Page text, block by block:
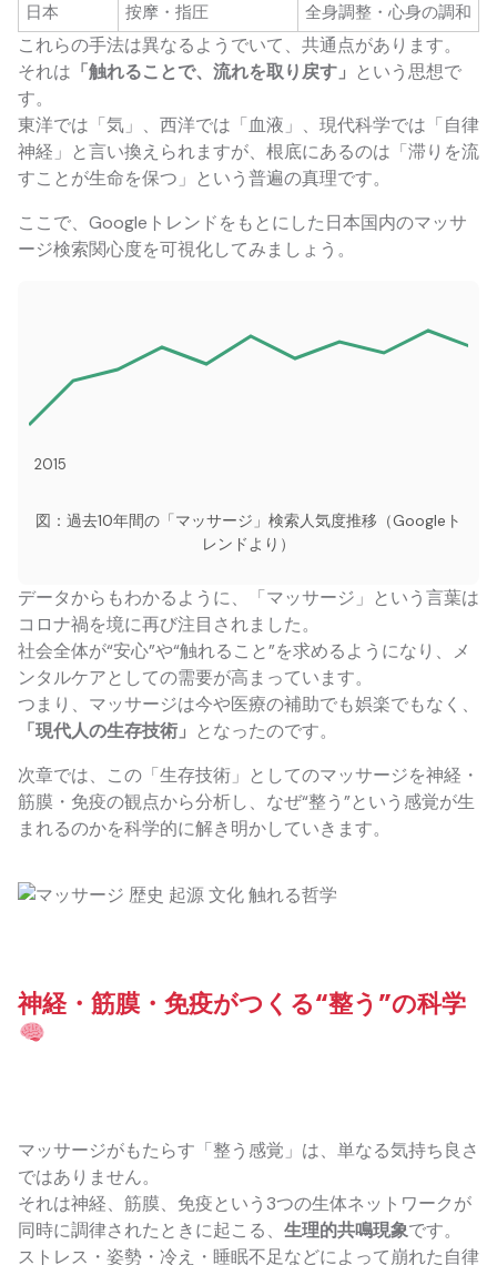
日本 按摩・指圧 全身調整・心身の調和
これらの手法は異なるようでいて、共通点があります。
それは 「触れることで、流れを取り戻す」 という思想で
す。
東洋では「気」、西洋では「血液」、現代科学では「自律
神経」と言い換えられますが、根底にあるのは「滞りを流
すことが生命を保つ」という普遍の真理です。
ここで、Googleトレンドをもとにした日本国内のマッサ
ージ検索関心度を可視化してみましょう。
2015
図：過去10年間の「マッサージ」検索人気度推移（Googleト
レンドより）
データからもわかるように、「マッサージ」という言葉は
コロナ禍を境に再び注目されました。
社会全体が“安心”や“触れること”を求めるようになり、メ
ンタルケアとしての需要が高まっています。
つまり、マッサージは今や医療の補助でも娯楽でもなく、
「現代人の生存技術」 となったのです。
次章では、この「生存技術」としてのマッサージを神経・
筋膜・免疫の観点から分析し、なぜ“整う”という感覚が生
まれるのかを科学的に解き明かしていきます。
神経・筋膜・免疫がつくる“整う”の科学
マッサージがもたらす「整う感覚」は、単なる気持ち良さ
ではありません。
それは神経、筋膜、免疫という3つの生体ネットワークが
同時に調律されたときに起こる、 生理的共鳴現象です。
ストレス・姿勢・冷え・睡眠不足などによって崩れた自律